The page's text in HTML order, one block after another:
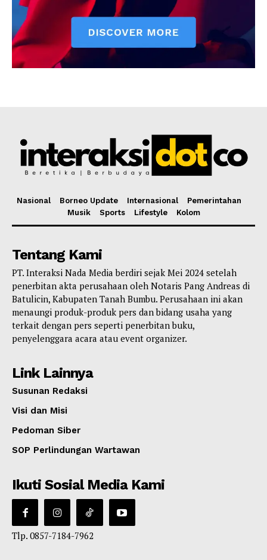
Nasional Borneo Update Internasional
Pemerintahan
Musik
Sports Lifestyle Kolom
Tentang Kami
PT. Interaksi Nada Media berdiri sejak Mei 2024 setelah
penerbitan akta perusahaan oleh Notaris Pang Andreas di
Batulicin, Kabupaten Tanah Bumbu. Perusahaan ini akan
menaungi produk-produk pers dan bidang usaha yang
terkait dengan pers seperti penerbitan buku,
penyelenggara acara atau event organizer.
Link Lainnya
Susunan Redaksi
Visi dan Misi
Pedoman Siber
SOP Perlindungan Wartawan
Ikuti Sosial Media Kami
Tlp. 0857-7184-7962